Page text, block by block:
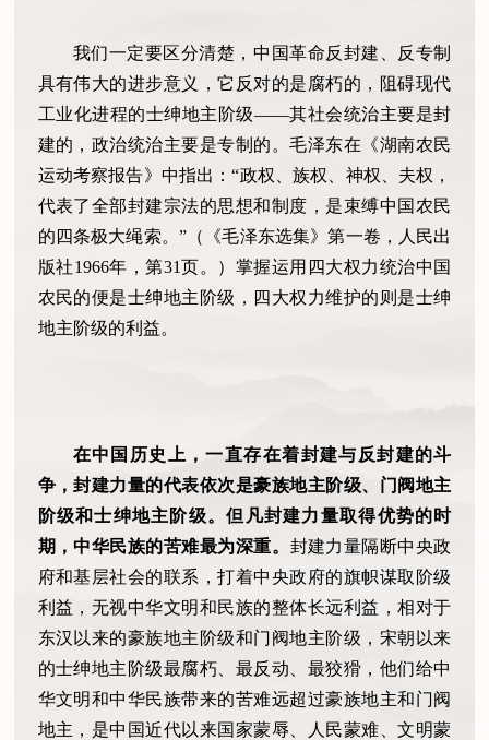
我们一定要区分清楚，中国革命反封建、反专制
具有伟大的进步意义，它反对的是腐朽的，阻碍现代
工业化进程的士绅地主阶级——其社会统治主要是封
建的，政治统治主要是专制的。毛泽东在《湖南农民
运动考察报告》中指出：“政权、族权、神权、夫权，
代表了全部封建宗法的思想和制度，是束缚中国农民
的四条极大绳索。”（《毛泽东选集》第一卷，人民出
版社1966年，第31页。）掌握运用四大权力统治中国
农民的便是士绅地主阶级，四大权力维护的则是士绅
地主阶级的利益。
在中国历史上，一直存在着封建与反封建的斗
争，封建力量的代表依次是豪族地主阶级、门阀地主
阶级和士绅地主阶级。但凡封建力量取得优势的时
期，中华民族的苦难最为深重。 封建力量隔断中央政
府和基层社会的联系，打着中央政府的旗帜谋取阶级
利益，无视中华文明和民族的整体长远利益，相对于
东汉以来的豪族地主阶级和门阀地主阶级，宋朝以来
的士绅地主阶级最腐朽、最反动、最狡猾，他们给中
华文明和中华民族带来的苦难远超过豪族地主和门阀
地主，是中国近代以来国家蒙辱、人民蒙难、文明蒙